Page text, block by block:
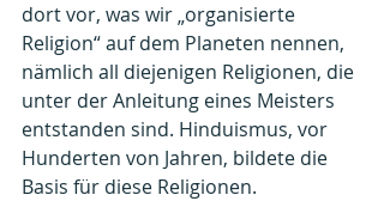
dort vor, was wir „organisierte
Religion“ auf dem Planeten nennen,
nämlich all diejenigen Religionen, die
unter der Anleitung eines Meisters
entstanden sind. Hinduismus, vor
Hunderten von Jahren, bildete die
Basis für diese Religionen.